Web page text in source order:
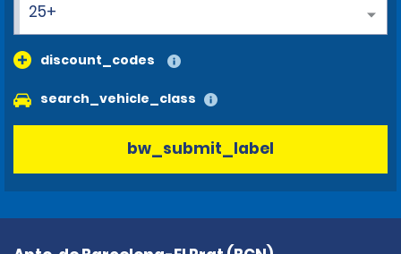
25+
discount_codes
search_vehicle_class
bw_submit_label